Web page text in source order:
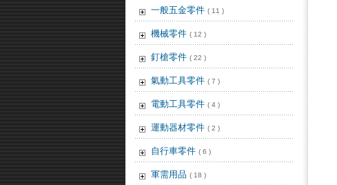
一般五金零件 ( 11 )
機械零件 ( 12 )
釘槍零件 ( 22 )
氣動工具零件 ( 7 )
電動工具零件 ( 4 )
運動器材零件 ( 2 )
自行車零件 ( 6 )
軍需用品 ( 18 )